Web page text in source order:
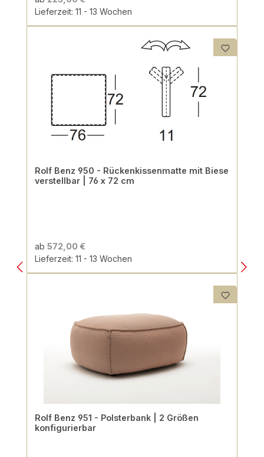
Lieferzeit: 11 - 13 Wochen
Rolf Benz 950 - Rückenkissenmatte mit Biese
verstellbar | 76 x 72 cm
ab 572,00 €
Lieferzeit: 11 - 13 Wochen
Rolf Benz 951 - Polsterbank | 2 Größen
konfigurierbar